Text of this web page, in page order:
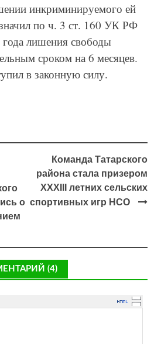
инкриминируемого ей
по ч. 3 ст. 160 УК РФ
года лишения свободы
сроком на 6 месяцев.
в законную силу.
о
Команда Татарского
района стала призером
XXXIII летних сельских
спортивных игр НСО
(4)